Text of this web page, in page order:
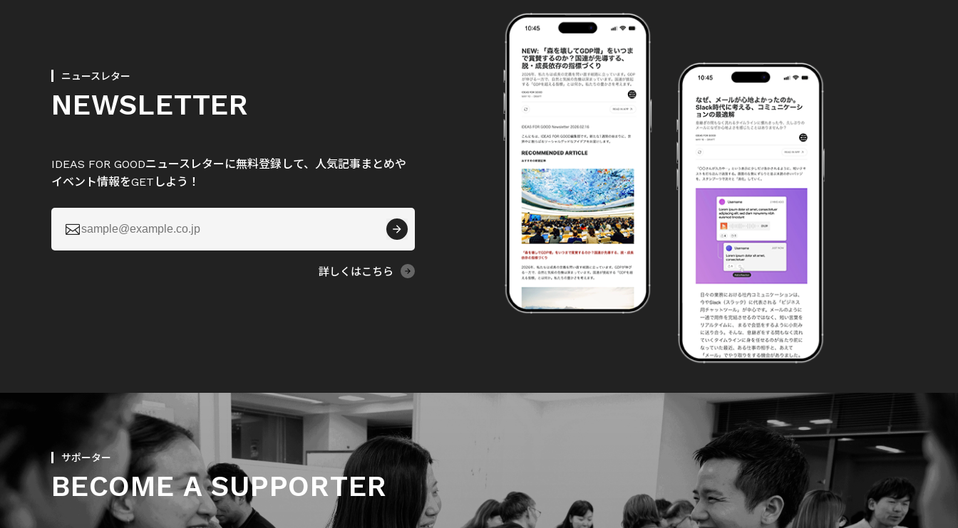
ニュースレター
NEWSLETTER
IDEAS FOR GOODニュースレターに無料登録して、人気記事まとめや
イベント情報をGETしよう！

詳しくはこちら
サポーター
BECOME A SUPPORTER